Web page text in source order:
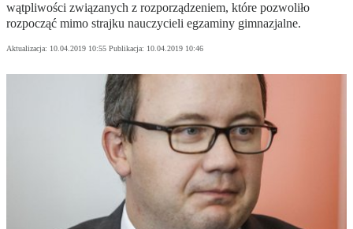
wątpliwości związanych z rozporządzeniem, które pozwoliło
rozpocząć mimo strajku nauczycieli egzaminy gimnazjalne.
Aktualizacja: 10.04.2019 10:55 Publikacja: 10.04.2019 10:46